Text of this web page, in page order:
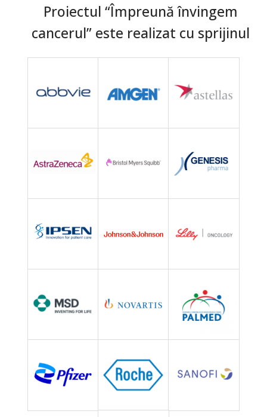
Proiectul “Împreună învingem
cancerul” este realizat cu sprijinul